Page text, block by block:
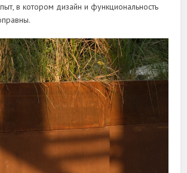
в котором дизайн и функциональность